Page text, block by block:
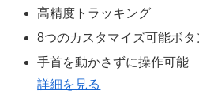
高精度トラッキング
8つのカスタマイズ可能ボタ
手首を動かさずに操作可能
詳細を見る